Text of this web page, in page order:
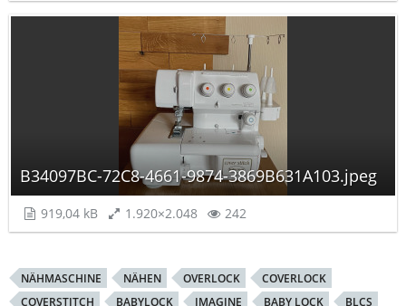
B34097BC-72C8-4661-9874-3869B631A103.jpeg
919,04 kB 1.920×2.048 242
NÄHMASCHINE NÄHEN OVERLOCK
COVERLOCK
COVERSTITCH
BABYLOCK IMAGINE BABY LOCK BLCS